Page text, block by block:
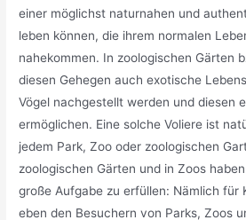
einer möglichst naturnahen und
leben können, die ihrem normalen
nahekommen. In zoologischen Gärten
diesen Gehegen auch exotische
Vögel nachgestellt werden und diesen
ermöglichen. Eine solche Voliere ist
jedem Park, Zoo oder zoologischen
zoologischen Gärten und in Zoos
große Aufgabe zu erfüllen: Nämlich für
eben den Besuchern von Parks, Zoos